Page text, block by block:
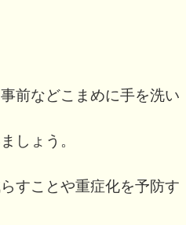
前などこまめに手を洗い
しょう。
すことや重症化を予防す